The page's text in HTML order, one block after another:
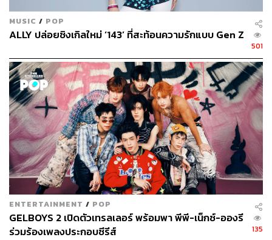
MUSIC / POP
ALLY ปล่อยซิงเกิลใหม่ ‘143’ ที่สะท้อนความรักแบบ Gen Z
501
ENTERTAINMENT / POP
GELBOYS 2 เปิดตัวเทรลเลอร์ พร้อมพา พีพี-เน็กซ์-อองรี
ร่วมร้องเพลงประกอบซีรีส์
135